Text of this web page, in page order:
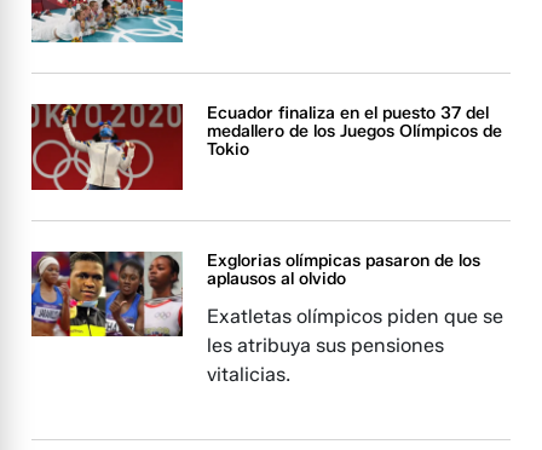
Ecuador finaliza en el puesto 37 del
medallero de los Juegos Olímpicos de
Tokio
Exglorias olímpicas pasaron de los
aplausos al olvido
Exatletas olímpicos piden que se
les atribuya sus pensiones
vitalicias.